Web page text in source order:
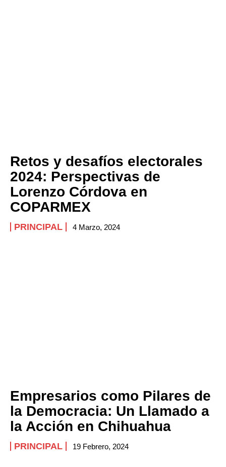
Retos y desafíos electorales
2024: Perspectivas de
Lorenzo Córdova en
COPARMEX
PRINCIPAL 4 Marzo, 2024
Empresarios como Pilares de
la Democracia: Un Llamado a
la Acción en Chihuahua
PRINCIPAL 19 Febrero, 2024